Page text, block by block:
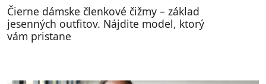
Čierne dámske členkové čižmy – základ
jesenných outfitov. Nájdite model, ktorý
vám pristane